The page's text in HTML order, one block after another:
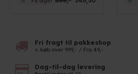
Fri fragt til pakkeshop
v. køb over 999,- / Fra 49,-
Dag-til-dag levering